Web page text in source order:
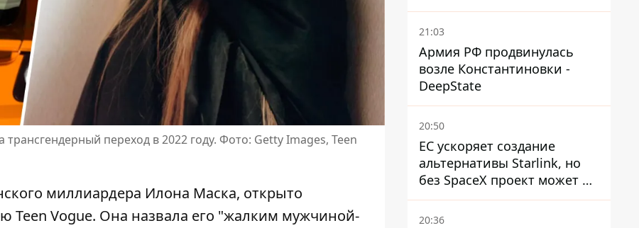
переход в 2022 году. Фото: Getty Images, Teen
миллиардера Илона Маска, открыто
Teen Vogue. Она назвала его "жалким мужчиной-
21:03
Армия РФ продвинулась
возле Константиновки -
DeepState
20:50
ЕС ускоряет создание
альтернативы Starlink, но
без SpaceX проект может не
обойтись
20:36